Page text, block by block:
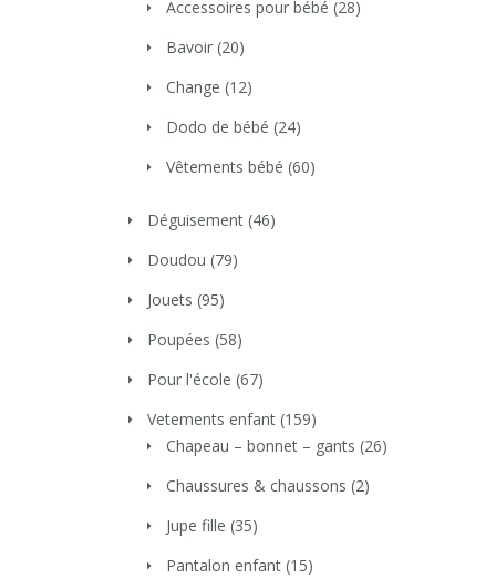
Accessoires pour bébé (28)
Bavoir (20)
Change (12)
Dodo de bébé (24)
Vêtements bébé (60)
Déguisement (46)
Doudou (79)
Jouets (95)
Poupées (58)
Pour l'école (67)
Vetements enfant (159)
Chapeau – bonnet – gants (26)
Chaussures & chaussons (2)
Jupe fille (35)
Pantalon enfant (15)